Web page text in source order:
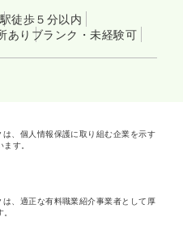
駅徒歩５分以内
あり ブランク・未経験可
、個人情報保護に取り組む企業を示す
す。
、適正な有料職業紹介事業者として厚